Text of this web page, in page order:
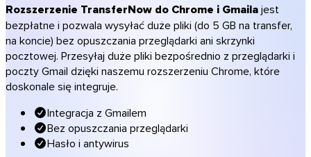
Agencje kreatywne
Architektura i budownictwo
Księgowi
Muzyka i studia
Wszystkie rozwiązania branżowe
Transfery w Twoich barwach
Oprogramowanie
Rozszerzenie TransferNow do Chrome i Gmailajest
bezpłatne i pozwala wysyłać duże pliki (do 5 GB na transfer,
na koncie) bez opuszczania przeglądarki ani skrzynki
pocztowej. Przesyłaj duże pliki bezpośrednio z przeglądarki i
poczty Gmail dzięki naszemu rozszerzeniu Chrome, które
doskonale się integruje.
Integracja z Gmailem
Bez opuszczania przeglądarki
Hasło i antywirus